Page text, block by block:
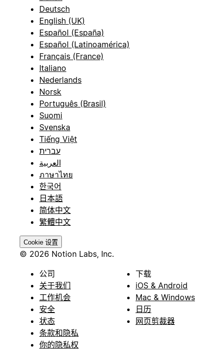
Deutsch
English (UK)
Español (España)
Español (Latinoamérica)
Français (France)
Italiano
Nederlands
Norsk
Português (Brasil)
Suomi
Svenska
Tiếng Việt
עברית
العربية
ภาษาไทย
한국어
日本語
简体中文
繁體中文
Cookie 设置
© 2026 Notion Labs, Inc.
公司
关于我们
工作机会
安全
状态
条款和隐私
你的隐私权
下载
iOS & Android
Mac & Windows
日历
网页剪裁器